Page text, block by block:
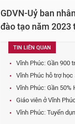
GDVN-Uỷ ban
đào tạo năm 2023
TIN LIÊN QUAN
Vĩnh Phúc: Gần 900
Vĩnh Phúc hỗ trợ
Vĩnh Phúc: Gần
Giáo viên ở Vĩnh
Vĩnh Phúc: Tuyển